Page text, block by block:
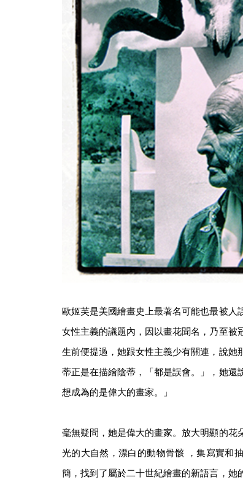
歐姬芙是美國繪畫史上最著名可能也最被人
女性主義的議題內，因以畫花聞名，乃至被
生前便提過，她跟女性主義少有關連，說她
蒂正是在描繪陰蒂，「都是誤會。」，她還
想成為的是偉大的畫家。」
毫無疑問，她是偉大的畫家。放大明顯的花
光的大自然，漂白的動物骨骸 ，集寫實和
簡，找到了屬於二十世紀繪畫的新語言，她